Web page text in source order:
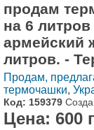
продам
на 6
армейский
литров. -
Продам,
термочашки,
Код: 159379
Цена: 600